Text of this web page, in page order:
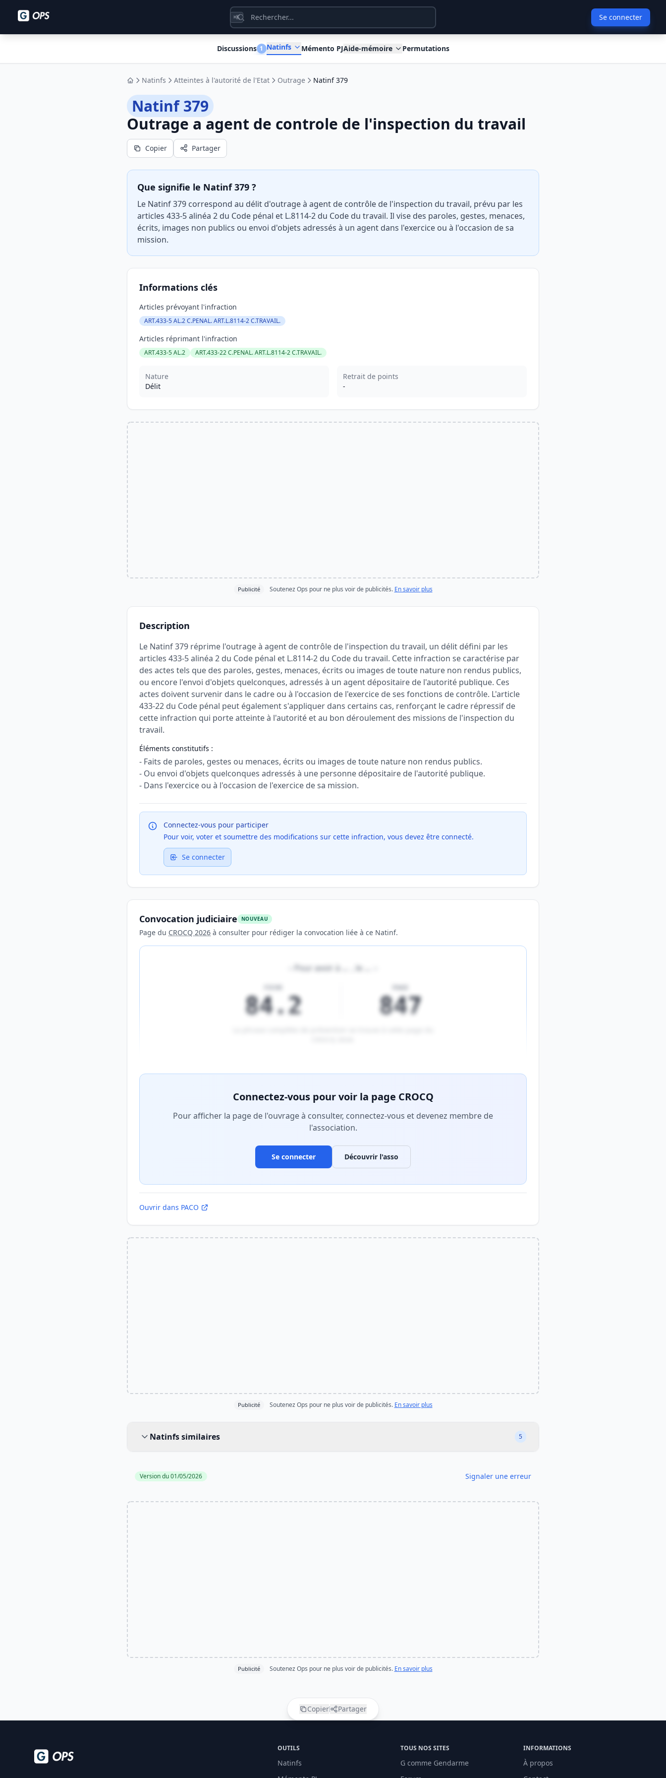
⌘K Se connecter
Discussions 1 Natinfs Mémento PJAide-mémoire Permutations
AccueilNatinfs Atteintes à l'autorité de l'Etat Outrage Natinf 379
Natinf 379
Outrage a agent de controle de l'inspection du travail
Copier Partager
Que signifie le Natinf 379 ?
Le Natinf 379 correspond au délit d'outrage à agent de contrôle de l'inspection du travail, prévu par les
articles 433-5 alinéa 2 du Code pénal et L.8114-2 du Code du travail. Il vise des paroles, gestes, menaces,
écrits, images non publics ou envoi d'objets adressés à un agent dans l'exercice ou à l'occasion de sa
mission.
Informations clés
Articles prévoyant l'infraction
ART.433-5 AL.2 C.PENAL. ART.L.8114-2 C.TRAVAIL.
Articles réprimant l'infraction
ART.433-5 AL.2 ART.433-22 C.PENAL. ART.L.8114-2 C.TRAVAIL.
Nature
Délit
Retrait de points
-
Publicité Soutenez Ops pour ne plus voir de publicités. En savoir plus
Description
Le Natinf 379 réprime l'outrage à agent de contrôle de l'inspection du travail, un délit défini par les
articles 433-5 alinéa 2 du Code pénal et L.8114-2 du Code du travail. Cette infraction se caractérise par
des actes tels que des paroles, gestes, menaces, écrits ou images de toute nature non rendus publics,
ou encore l'envoi d'objets quelconques, adressés à un agent dépositaire de l'autorité publique. Ces
actes doivent survenir dans le cadre ou à l'occasion de l'exercice de ses fonctions de contrôle. L'article
433-22 du Code pénal peut également s'appliquer dans certains cas, renforçant le cadre répressif de
cette infraction qui porte atteinte à l'autorité et au bon déroulement des missions de l'inspection du
travail.
Éléments constitutifs :
- Faits de paroles, gestes ou menaces, écrits ou images de toute nature non rendus publics.
- Ou envoi d'objets quelconques adressés à une personne dépositaire de l'autorité publique.
- Dans l'exercice ou à l'occasion de l'exercice de sa mission.
Connectez-vous pour participer
Pour voir, voter et soumettre des modifications sur cette infraction, vous devez être connecté.
Se connecter
Convocation judiciaire NOUVEAU
Page du CROCQ 2026 à consulter pour rédiger la convocation liée à ce Natinf.
Pour avoir à , le
84.2 847
Connectez-vous pour voir la page CROCQ
Pour afficher la page de l'ouvrage à consulter, connectez-vous et devenez membre de
l'association.
Se connecter Découvrir l'asso
Ouvrir dans PACO
Publicité Soutenez Ops pour ne plus voir de publicités. En savoir plus
Natinfs similaires
5
Version du 01/05/2026 Signaler une erreur
Publicité Soutenez Ops pour ne plus voir de publicités. En savoir plus
Copier Partager
OUTILS
Natinfs
TOUS NOS SITES
G comme Gendarme
INFORMATIONS
À propos